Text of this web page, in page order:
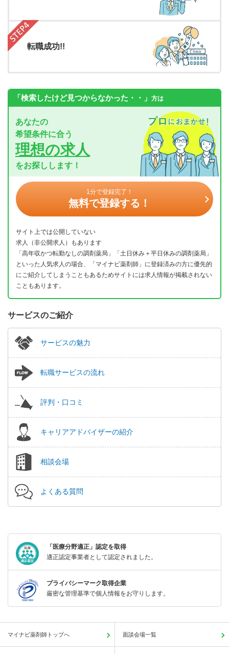
転職成功!!
「検索したけど見つからなかった・・」 方は
あなたの
希望条件に合う
理想の求人
をお探しします！
1分で登録完了！
無料で登録する！
サイト上では公開していない
求人（非公開求人）もあります
「高年収かつ転勤なしの調剤薬局」「土日休み＋平日休みの調剤薬局」
といった人気求人の場合、「マイナビ薬剤師」に登録済みの方に優先的
にご紹介してしまうこともあるためサイトには求人情報が掲載されない
こともあります。
サービスのご紹介
サービスの魅力
転職サービスの流れ
評判・口コミ
キャリアアドバイザーの紹介
相談会場
よくある質問
「医療分野適正」認定を取得
適正認定事業者として認定されました。
プライバシーマーク取得企業
厳密な管理基準で個人情報をお守りします。
マイナビ薬剤師トップへ 面談会場一覧